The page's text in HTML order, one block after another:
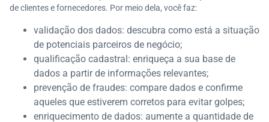
de clientes e fornecedores. Por meio dela, você faz:
validação dos dados: descubra como está a situação
de potenciais parceiros de negócio;
qualificação cadastral: enriqueça a sua base de
dados a partir de informações relevantes;
prevenção de fraudes: compare dados e confirme
aqueles que estiverem corretos para evitar golpes;
enriquecimento de dados: aumente a quantidade de